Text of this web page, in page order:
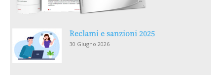
Reclami e sanzioni 2025
30 Giugno 2026